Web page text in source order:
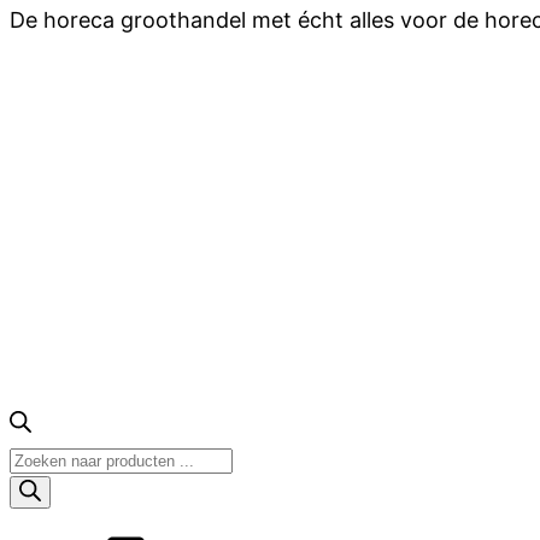
De horeca groothandel met écht alles voor de
Producten
zoeken